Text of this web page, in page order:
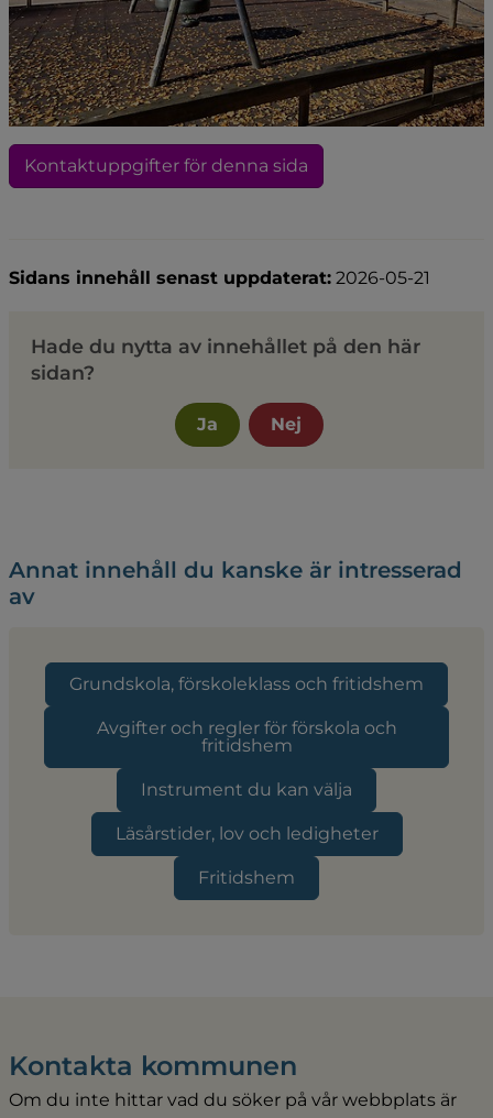
Kontaktuppgifter för denna sida
Sidans innehåll senast uppdaterat: 2026-05-21
Hade du nytta av innehållet på den här
sidan?
Ja Nej
Annat innehåll du kanske är intresserad
av
Grundskola, förskoleklass och fritidshem
Avgifter och regler för förskola och
fritidshem
Instrument du kan välja
Läsårstider, lov och ledigheter
Fritidshem
Kontakta kommunen
Om du inte hittar vad du söker på vår webbplats är